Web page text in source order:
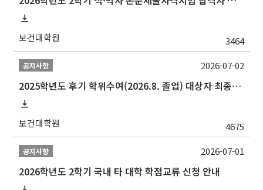
보건대학원 3464
공지사항
2025학년도 후기 학위수여(2026.8. 졸업) 대상자 최종인준 논문 제출 안내
보건대학원 4675
2026-07-02
공지사항
2026학년도 2학기 국내 타 대학 학점교류 신청 안내
2026-07-01